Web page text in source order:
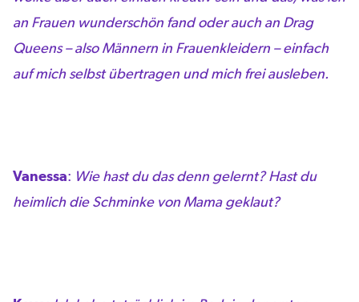
an Frauen wunderschön fand oder auch an Drag
Queens – also Männern in Frauenkleidern – einfach
auf mich selbst übertragen und mich frei ausleben.
Vanessa: Wie hast du das denn gelernt? Hast du
heimlich die Schminke von Mama geklaut?